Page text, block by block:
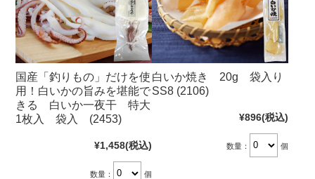
国産「釣りもの」だけを使
用！白いかの旨みを堪能で
きる 白いか一夜干 特大
1枚入 袋入 (2453)
¥1,458(税込)
数量： 個
白いか焼き 20g 袋入り
SS8 (2106)
¥896(税込)
数量： 個